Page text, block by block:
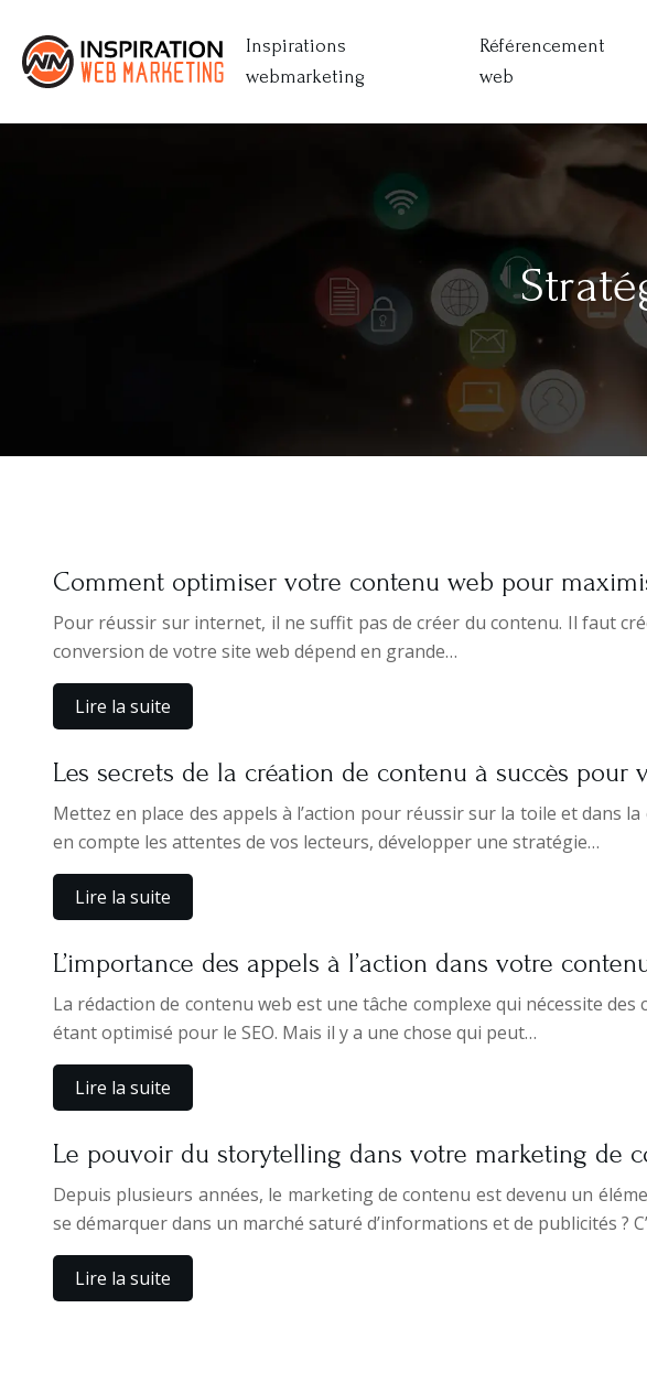
Inspirations
webmarketing
Référencement
web
Comment optimiser votre contenu web pour
Pour réussir sur internet, il ne suffit pas de créer du contenu. Il faut
conversion de votre site web dépend en grande…
Lire la suite
Les secrets de la création de contenu à succès pour
Mettez en place des appels à l’action pour réussir sur la toile et dans
en compte les attentes de vos lecteurs, développer une stratégie…
Lire la suite
L’importance des appels à l’action dans votre
La rédaction de contenu web est une tâche complexe qui nécessite
étant optimisé pour le SEO. Mais il y a une chose qui peut…
Lire la suite
Le pouvoir du storytelling dans votre marketing de
Depuis plusieurs années, le marketing de contenu est devenu un
se démarquer dans un marché saturé d’informations et de publicités ?
Lire la suite